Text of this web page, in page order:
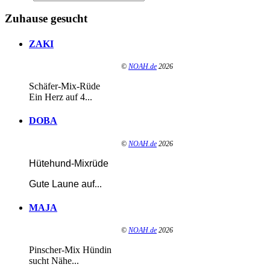
Zuhause gesucht
ZAKI
© NOAH.de 2026
Schäfer-Mix-Rüde
Ein Herz auf 4...
DOBA
© NOAH.de 2026
Hütehund-Mixrüde
Gute Laune auf...
MAJA
© NOAH.de 2026
Pinscher-Mix Hündin
sucht Nähe...